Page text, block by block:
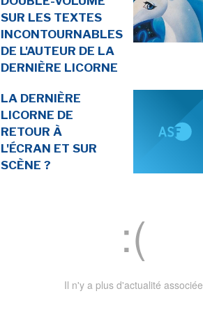
SUR LES TEXTES
INCONTOURNABLES
DE L'AUTEUR DE LA
DERNIÈRE LICORNE
LA DERNIÈRE
LICORNE DE
RETOUR À
L'ÉCRAN ET SUR
SCÈNE ?
Il n'y a plus d'actualité associée